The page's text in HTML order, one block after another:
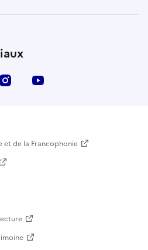
Instagram
et de la Francophonie